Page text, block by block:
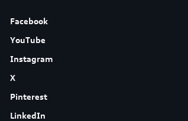
Facebook
YouTube
Instagram
X
Pinterest
LinkedIn